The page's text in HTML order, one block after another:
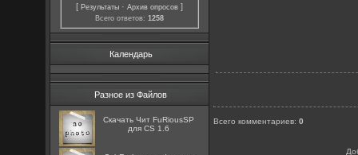
[Результаты ·Архив опросов ]
Всего ответов:1258
Календарь
Разное из Файлов
Скачать Чит FuRiousSP
для CS 1.6
Всего комментариев:0